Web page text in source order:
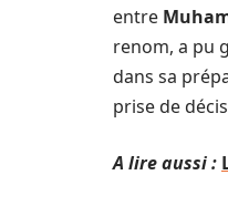
entre
renom, a pu
dans sa
prise de
A lire aussi :